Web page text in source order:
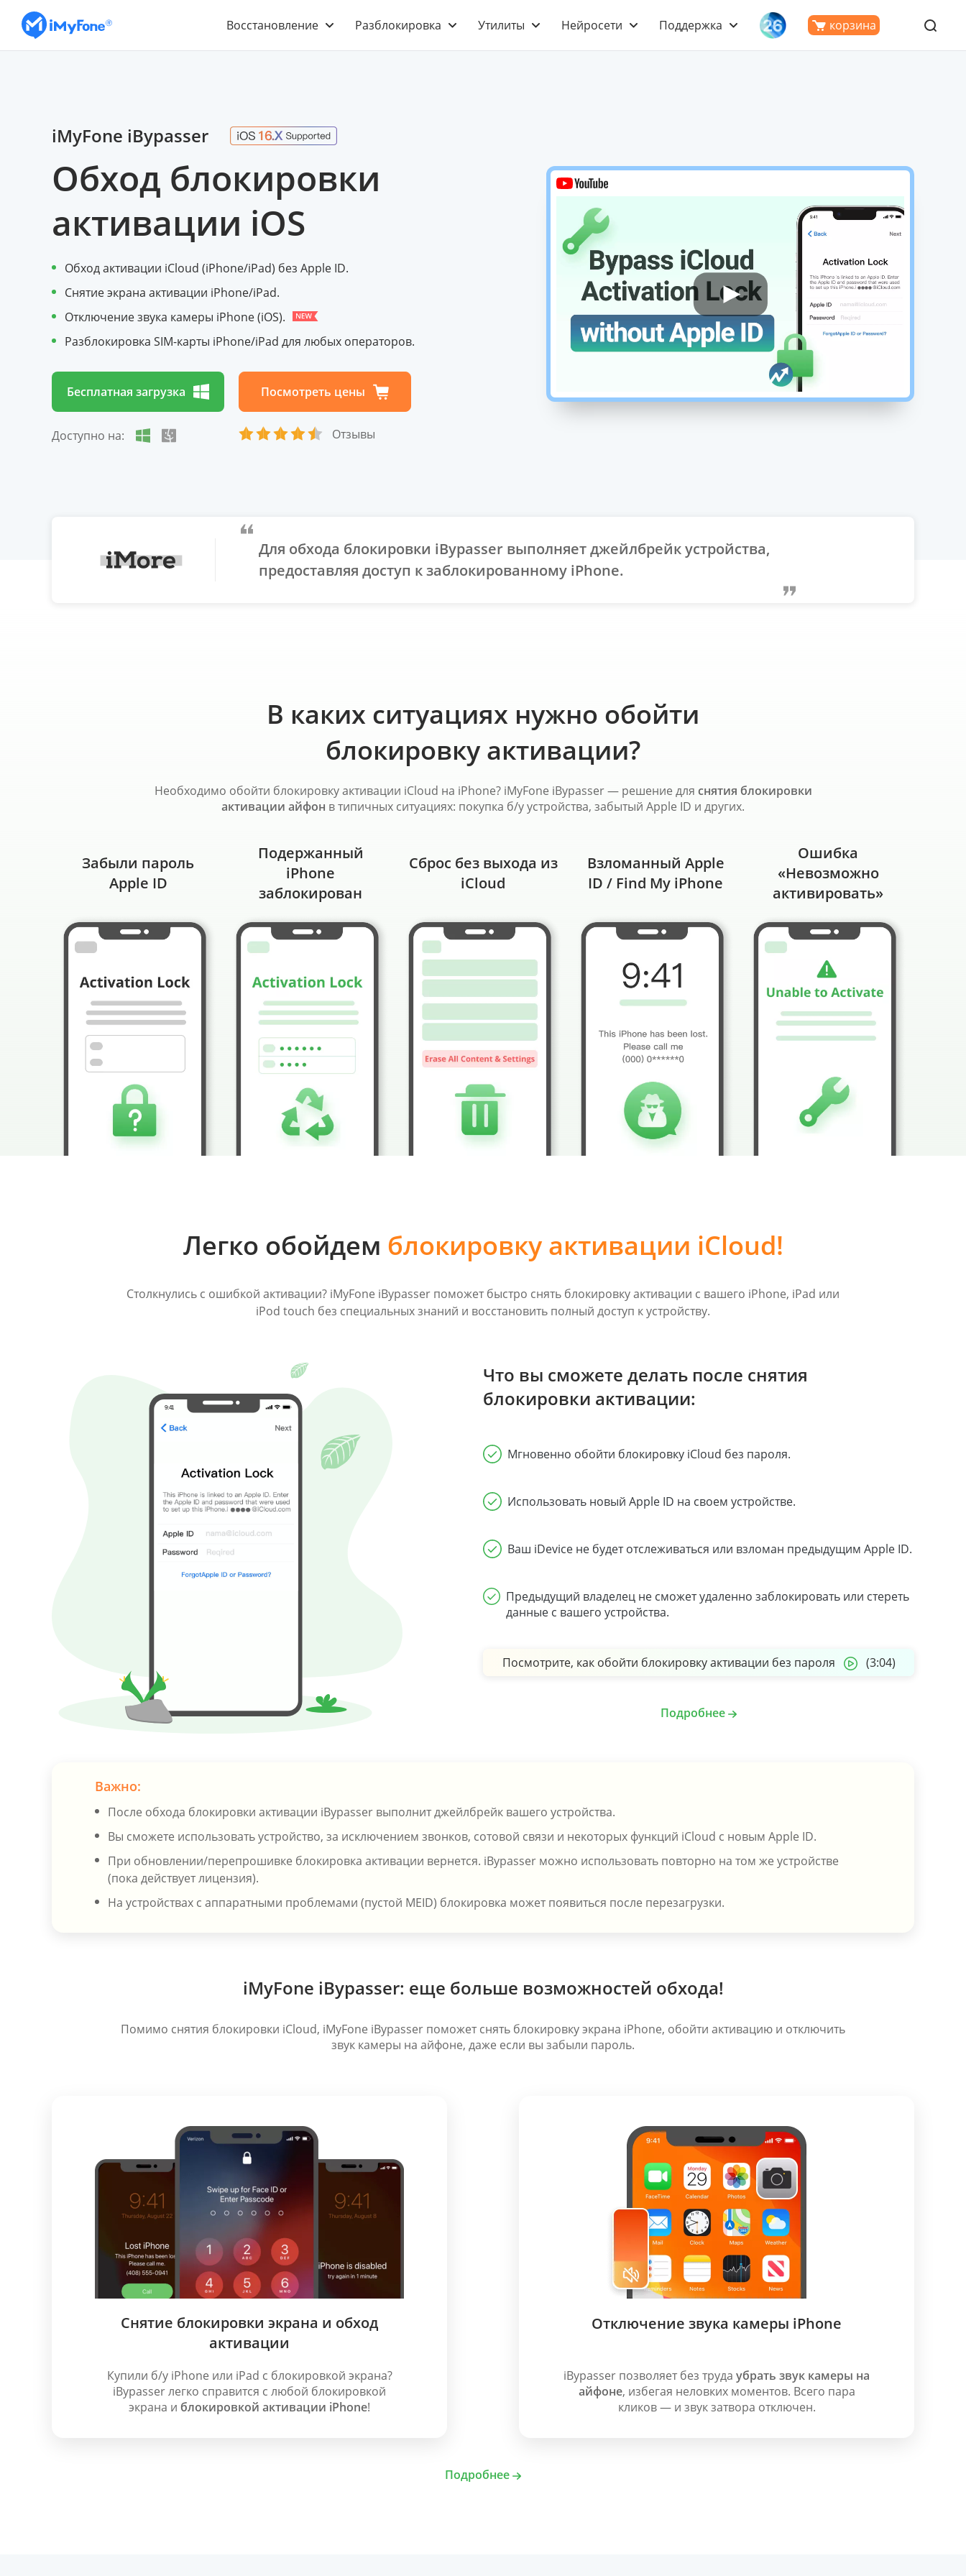
Восстановление Разблокировка Утилиты Нейросети Поддержка корзина
iMyFone iBypasser
Обход блокировки
активации iOS
Обход активации iCloud (iPhone/iPad) без Apple ID.
Снятие экрана активации iPhone/iPad.
Отключение звука камеры iPhone (iOS).
Разблокировка SIM-карты iPhone/iPad для любых операторов.
Бесплатная загрузка Посмотреть цены
Доступно на: Отзывы
Для обхода блокировки iBypasser выполняет джейлбрейк устройства,
предоставляя доступ к заблокированному iPhone.
В каких ситуациях нужно обойти
блокировку активации?
Необходимо обойти блокировку активации iCloud на iPhone? iMyFone iBypasser — решение для снятия блокировки
активации айфон в типичных ситуациях: покупка б/у устройства, забытый Apple ID и других.
Забыли пароль
Apple ID
Подержанный
iPhone
заблокирован
Сброс без выхода из
iCloud
Взломанный Apple
ID / Find My iPhone
Ошибка
«Невозможно
активировать»
Легко обойдем блокировку активации iCloud!
Столкнулись с ошибкой активации? iMyFone iBypasser поможет быстро снять блокировку активации с вашего iPhone, iPad или
iPod touch без специальных знаний и восстановить полный доступ к устройству.
Что вы сможете делать после снятия
блокировки активации:
Мгновенно обойти блокировку iCloud без пароля.
Использовать новый Apple ID на своем устройстве.
Ваш iDevice не будет отслеживаться или взломан предыдущим Apple ID.
Предыдущий владелец не сможет удаленно заблокировать или стереть
данные с вашего устройства.
Посмотрите, как обойти блокировку активации без пароля (3:04)
Подробнее
Важно:
После обхода блокировки активации iBypasser выполнит джейлбрейк вашего устройства.
Вы сможете использовать устройство, за исключением звонков, сотовой связи и некоторых функций iCloud с новым Apple ID.
При обновлении/перепрошивке блокировка активации вернется. iBypasser можно использовать повторно на том же устройстве
(пока действует лицензия).
На устройствах с аппаратными проблемами (пустой MEID) блокировка может появиться после перезагрузки.
iMyFone iBypasser: еще больше возможностей обхода!
Помимо снятия блокировки iCloud, iMyFone iBypasser поможет снять блокировку экрана iPhone, обойти активацию и отключить
звук камеры на айфоне, даже если вы забыли пароль.
Снятие блокировки экрана и обход
активации
Купили б/у iPhone или iPad с блокировкой экрана?
iBypasser легко справится с любой блокировкой
экрана и блокировкой активации iPhone!
Отключение звука камеры iPhone
iBypasser позволяет без труда убрать звук камеры на
айфоне, избегая неловких моментов. Всего пара
кликов — и звук затвора отключен.
Подробнее